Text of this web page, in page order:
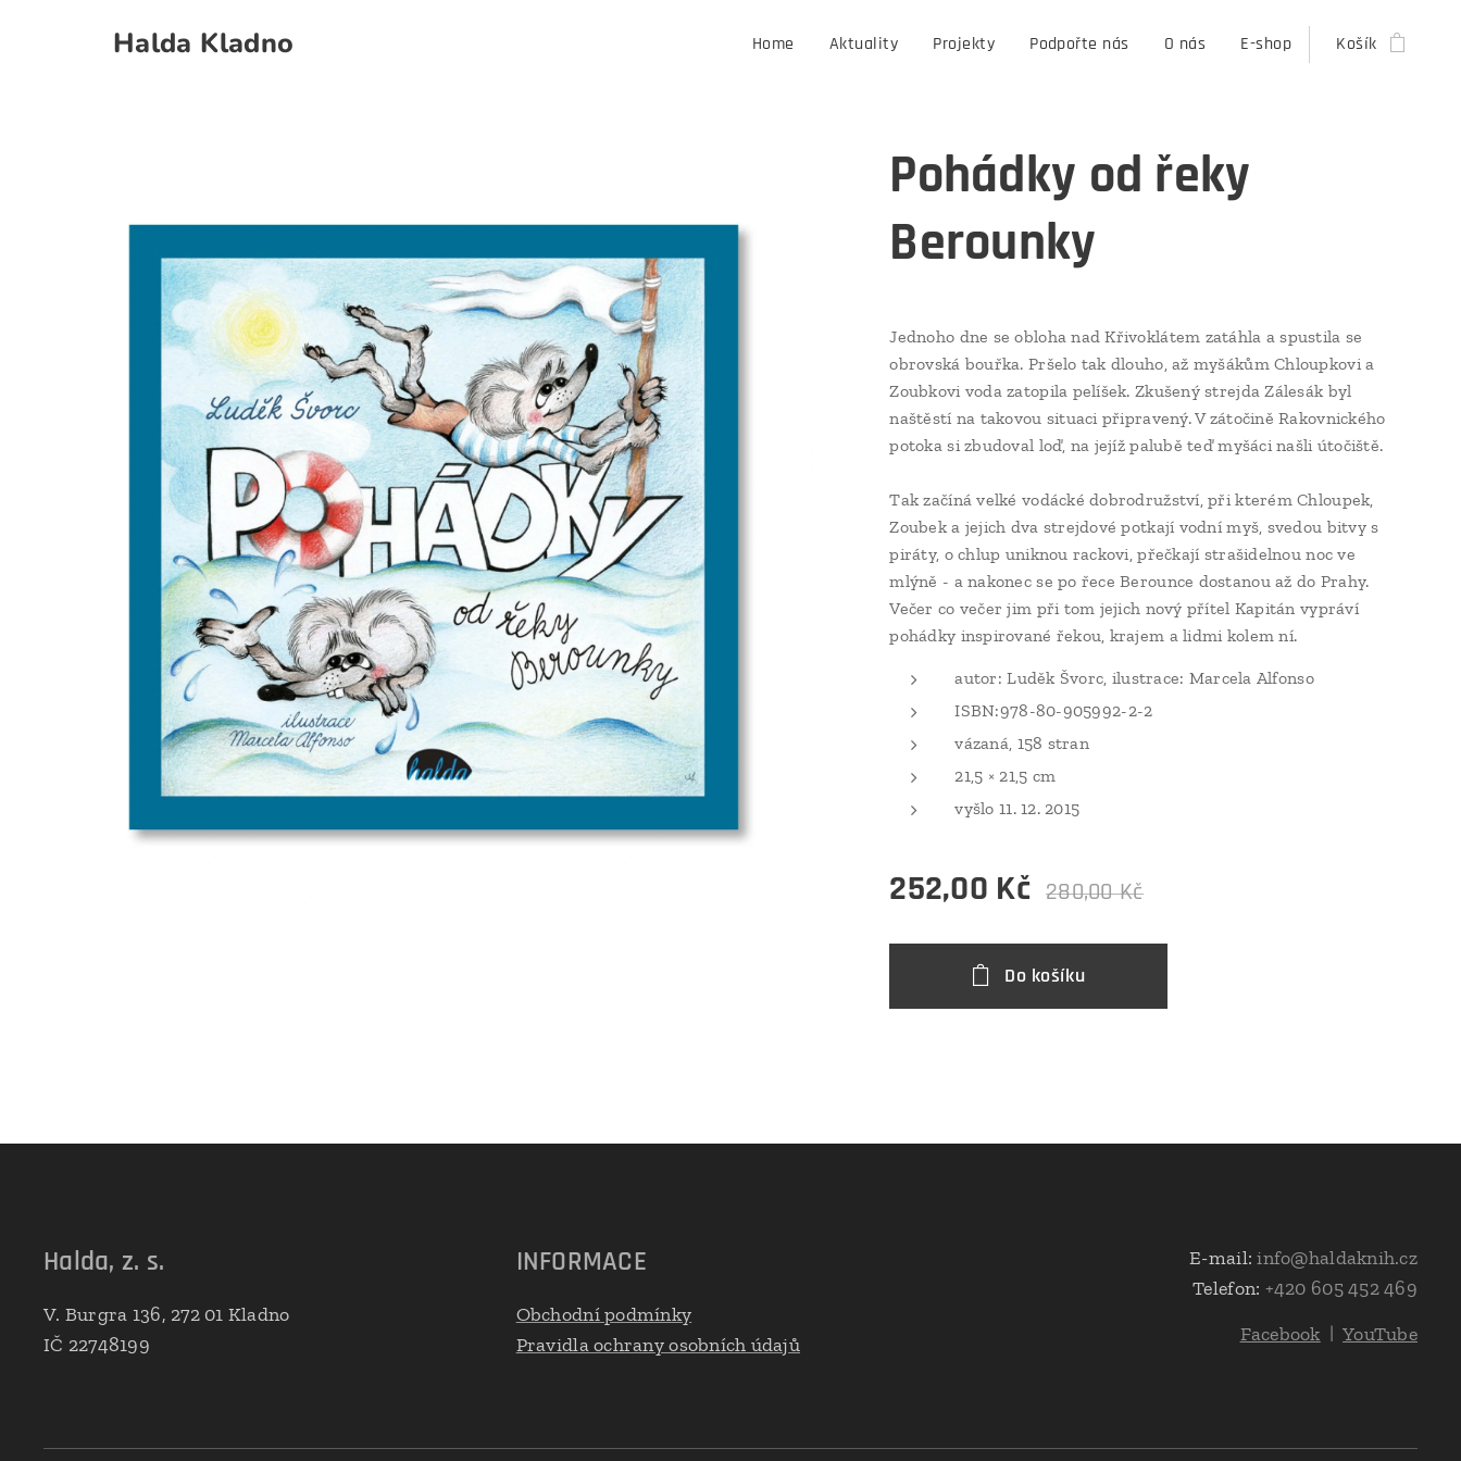
Halda Kladno Home Aktuality Projekty Podpořte nás O nás E-shop Košík
Pohádky od řeky
Berounky
Jednoho dne se obloha nad Křivoklátem zatáhla a spustila se
obrovská bouřka. Pršelo tak dlouho, až myšákům Chloupkovi a
Zoubkovi voda zatopila pelíšek. Zkušený strejda Zálesák byl
naštěstí na takovou situaci připravený. V zátočině Rakovnického
potoka si zbudoval loď, na jejíž palubě teď myšáci našli útočiště.
Tak začíná velké vodácké dobrodružství, při kterém Chloupek,
Zoubek a jejich dva strejdové potkají vodní myš, svedou bitvy s
piráty, o chlup uniknou rackovi, přečkají strašidelnou noc ve
mlýně - a nakonec se po řece Berounce dostanou až do Prahy.
Večer co večer jim při tom jejich nový přítel Kapitán vypráví
pohádky inspirované řekou, krajem a lidmi kolem ní.
autor: Luděk Švorc, ilustrace: Marcela Alfonso
ISBN:978-80-905992-2-2
vázaná, 158 stran
21,5 × 21,5 cm
vyšlo 11. 12. 2015
252,00 Kč 280,00Kč
Do košíku
Halda, z. s.
V. Burgra 136, 272 01 Kladno
IČ 22748199
INFORMACE
Obchodní podmínky
Pravidla ochrany osobních údajů
E-mail:info@haldaknih.cz
Telefon: +420 605 452 469
Facebook |YouTube